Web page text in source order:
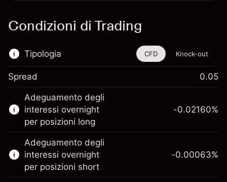
Condizioni di Trading
Tipologia
Questo strumento finanziario è disponibile
per il trading di CFD e knock-out.
Scopri di più su:
CFD
Knock-out
CFD Knock-out
Spread 0.05
Adeguamento degli
interessi overnight
per posizioni long
-0.02160%
Adeguamento degli
interessi overnight
per posizioni short
-0.00063%